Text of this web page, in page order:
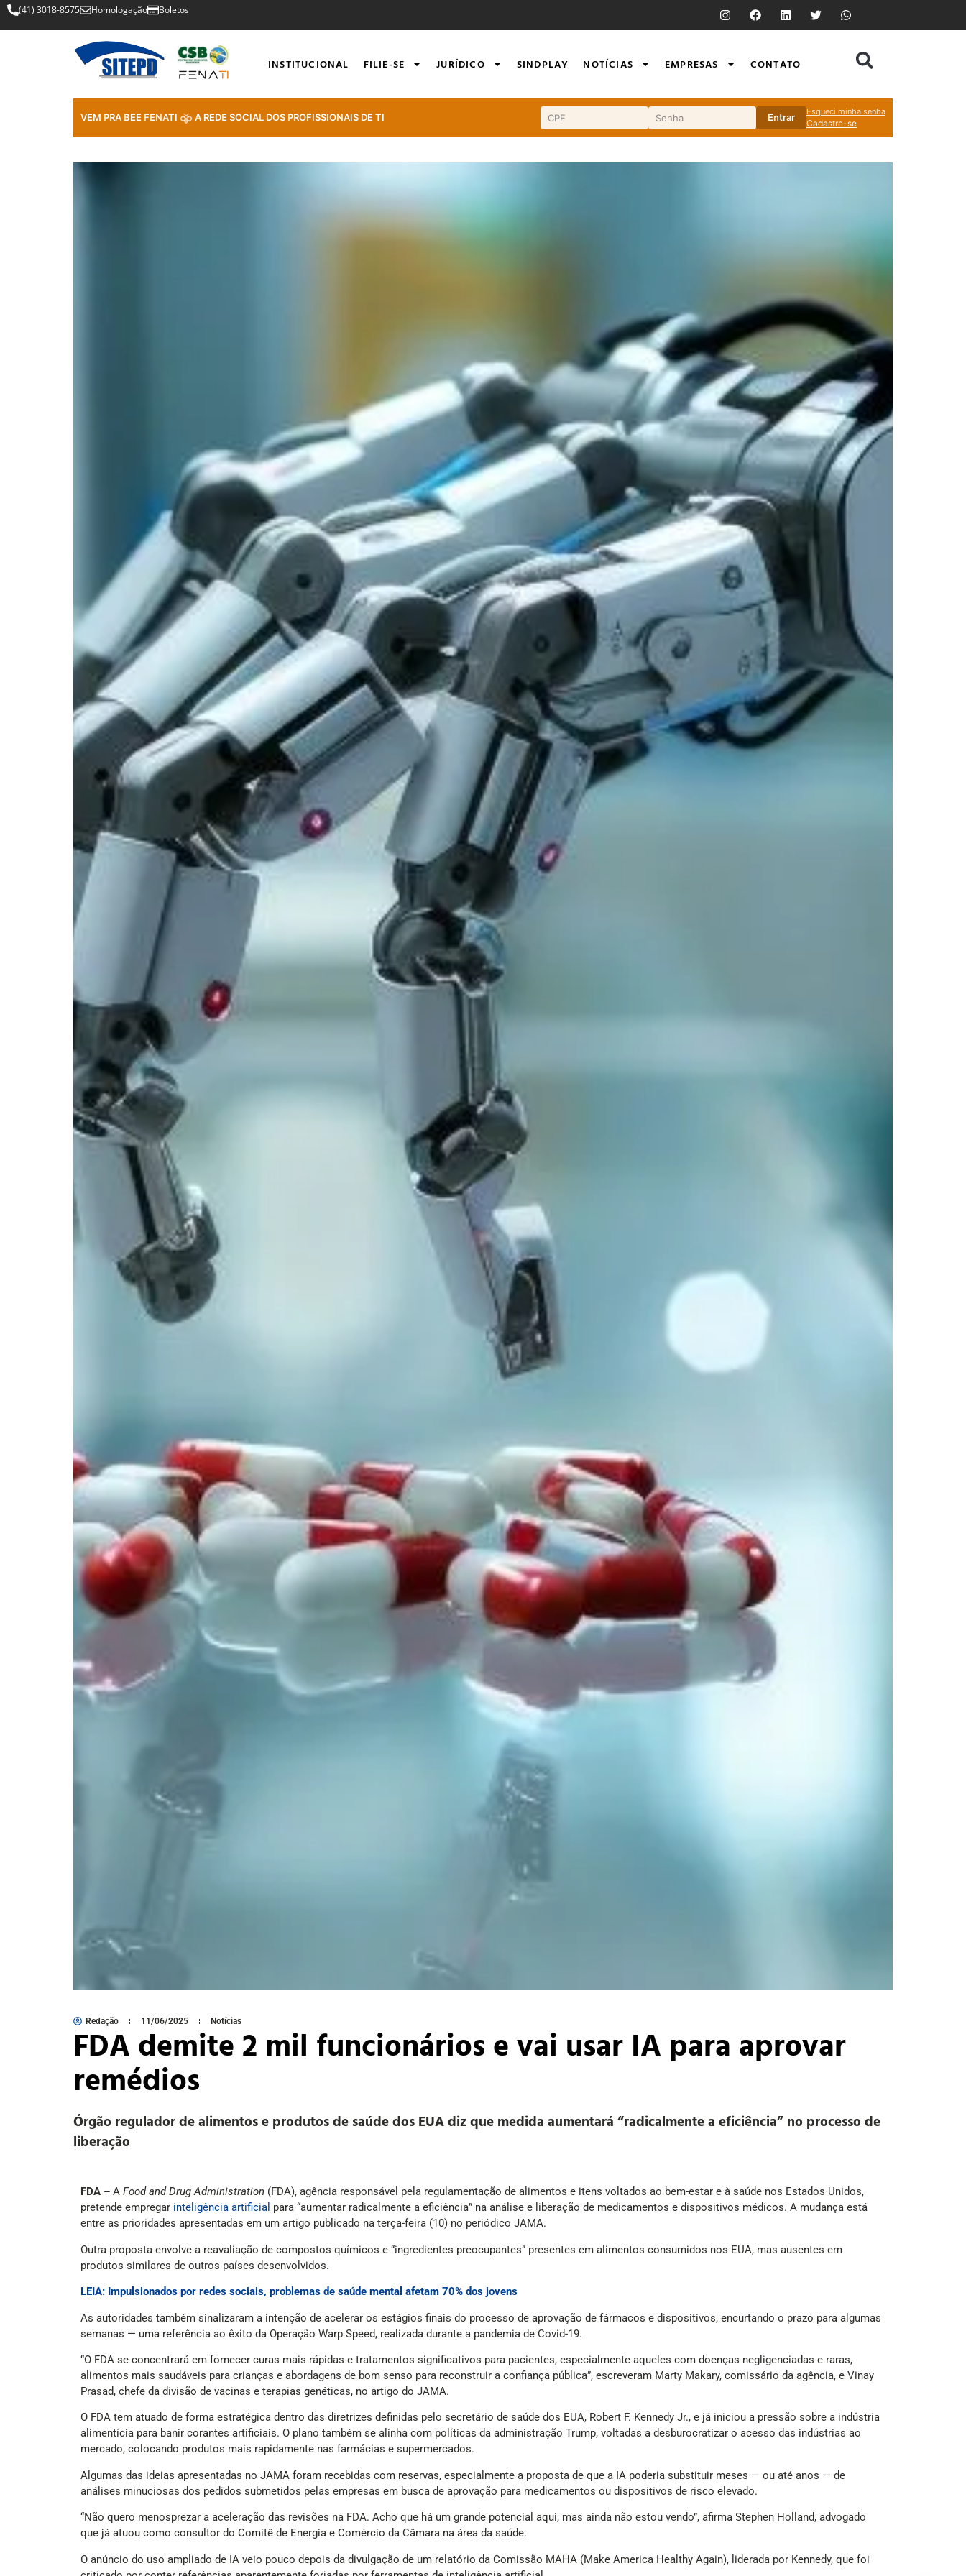
(41) 3018-8575 Homologação Boletos
INSTITUCIONAL FILIE-SE JURÍDICO SINDPLAY NOTÍCIAS EMPRESAS CONTATO
VEM PRA BEE FENATI A REDE SOCIAL DOS PROFISSIONAIS DE TI Entrar
Esqueci minha senha
Cadastre-se
Redação 11/06/2025 Notícias
FDA demite 2 mil funcionários e vai usar IA para aprovar
remédios
Órgão regulador de alimentos e produtos de saúde dos EUA diz que medida aumentará “radicalmente a eficiência” no processo de
liberação
FDA – A Food and Drug Administration (FDA), agência responsável pela regulamentação de alimentos e itens voltados ao bem-estar e à saúde nos Estados Unidos,
pretende empregar inteligência artificial para “aumentar radicalmente a eficiência” na análise e liberação de medicamentos e dispositivos médicos. A mudança está
entre as prioridades apresentadas em um artigo publicado na terça-feira (10) no periódico JAMA.
Outra proposta envolve a reavaliação de compostos químicos e “ingredientes preocupantes” presentes em alimentos consumidos nos EUA, mas ausentes em
produtos similares de outros países desenvolvidos.
LEIA: Impulsionados por redes sociais, problemas de saúde mental afetam 70% dos jovens
As autoridades também sinalizaram a intenção de acelerar os estágios finais do processo de aprovação de fármacos e dispositivos, encurtando o prazo para algumas
semanas — uma referência ao êxito da Operação Warp Speed, realizada durante a pandemia de Covid-19.
“O FDA se concentrará em fornecer curas mais rápidas e tratamentos significativos para pacientes, especialmente aqueles com doenças negligenciadas e raras,
alimentos mais saudáveis para crianças e abordagens de bom senso para reconstruir a confiança pública”, escreveram Marty Makary, comissário da agência, e Vinay
Prasad, chefe da divisão de vacinas e terapias genéticas, no artigo do JAMA.
O FDA tem atuado de forma estratégica dentro das diretrizes definidas pelo secretário de saúde dos EUA, Robert F. Kennedy Jr., e já iniciou a pressão sobre a indústria
alimentícia para banir corantes artificiais. O plano também se alinha com políticas da administração Trump, voltadas a desburocratizar o acesso das indústrias ao
mercado, colocando produtos mais rapidamente nas farmácias e supermercados.
Algumas das ideias apresentadas no JAMA foram recebidas com reservas, especialmente a proposta de que a IA poderia substituir meses — ou até anos — de
análises minuciosas dos pedidos submetidos pelas empresas em busca de aprovação para medicamentos ou dispositivos de risco elevado.
“Não quero menosprezar a aceleração das revisões na FDA. Acho que há um grande potencial aqui, mas ainda não estou vendo”, afirma Stephen Holland, advogado
que já atuou como consultor do Comitê de Energia e Comércio da Câmara na área da saúde.
O anúncio do uso ampliado de IA veio pouco depois da divulgação de um relatório da Comissão MAHA (Make America Healthy Again), liderada por Kennedy, que foi